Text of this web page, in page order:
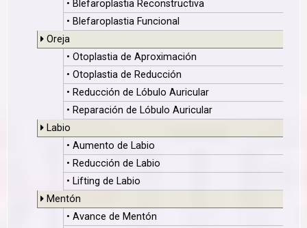
• Blefaroplastia Reconstructiva
• Blefaroplastia Funcional
Oreja
• Otoplastia de Aproximación
• Otoplastia de Reducción
• Reducción de Lóbulo Auricular
• Reparación de Lóbulo Auricular
Labio
• Aumento de Labio
• Reducción de Labio
• Lifting de Labio
Mentón
• Avance de Mentón